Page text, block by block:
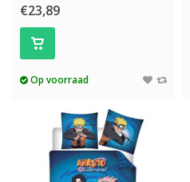
€23,89
Op voorraad